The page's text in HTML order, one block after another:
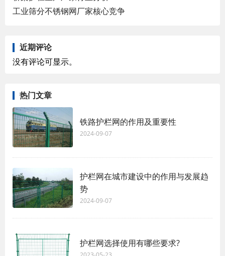
工业筛分不锈钢网厂家核心竞争
近期评论
没有评论可显示。
热门文章
铁路护栏网的作用及重要性
2024-09-07
护栏网在城市建设中的作用与发展趋
势
2024-09-07
护栏网选择使用有哪些要求?